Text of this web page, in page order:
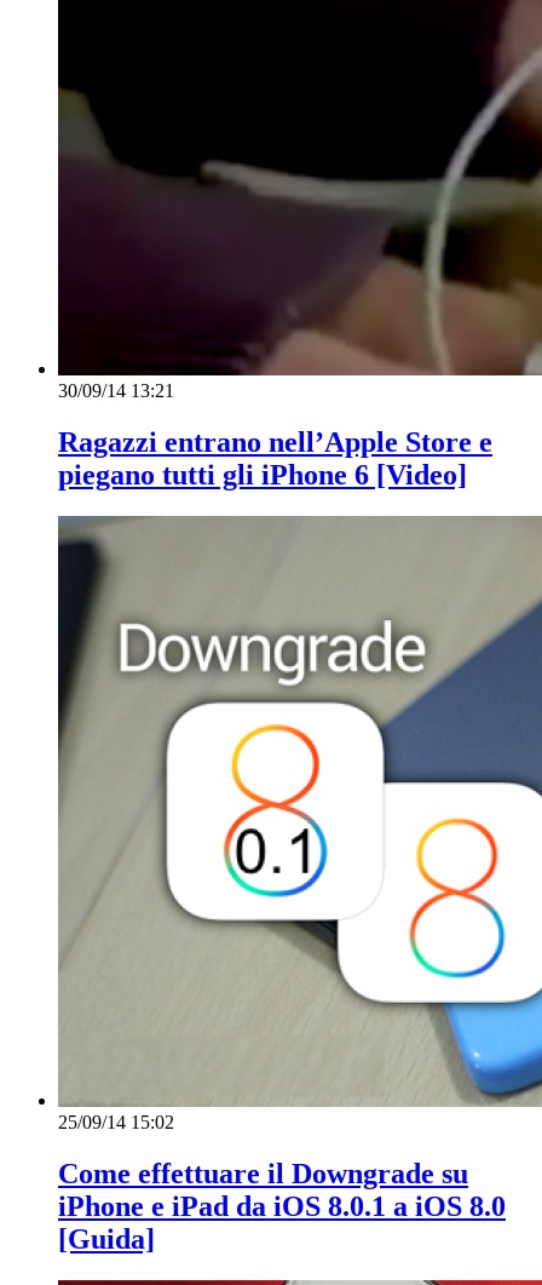
30/09/14 13:21
Ragazzi entrano nell’Apple Store e
piegano tutti gli iPhone 6 [Video]
25/09/14 15:02
Come effettuare il Downgrade su
iPhone e iPad da iOS 8.0.1 a iOS 8.0
[Guida]